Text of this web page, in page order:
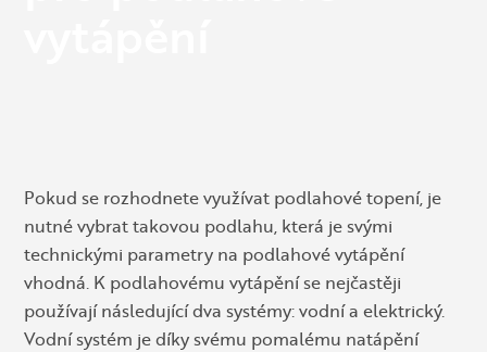
Pokud se rozhodnete využívat podlahové topení, je
nutné vybrat takovou podlahu, která je svými
technickými parametry na podlahové vytápění
vhodná. K podlahovému vytápění se nejčastěji
používají následující dva systémy: vodní a elektrický.
Vodní systém je díky svému pomalému natápění